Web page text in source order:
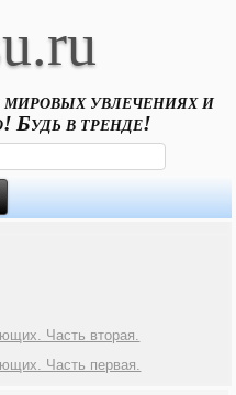
увлечениях и
Будь в тренде!
Часть вторая.
Часть первая.